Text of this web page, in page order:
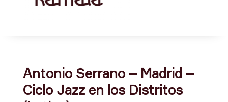
Antonio Serrano – Madrid –
Ciclo Jazz en los Distritos